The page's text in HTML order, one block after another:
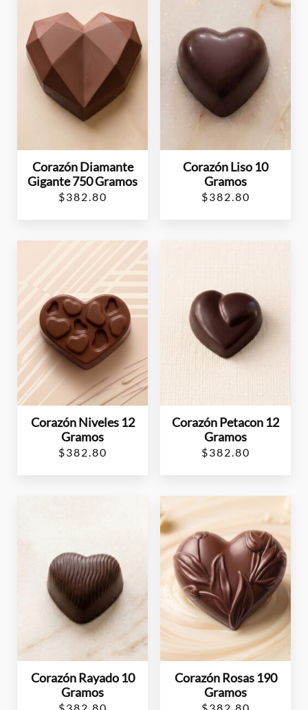
Corazón Diamante
Gigante 750 Gramos
$382.80
Corazón Liso 10
Gramos
$382.80
Corazón Niveles 12
Gramos
$382.80
Corazón Petacon 12
Gramos
$382.80
Corazón Rayado 10
Gramos
Corazón Rosas 190
Gramos